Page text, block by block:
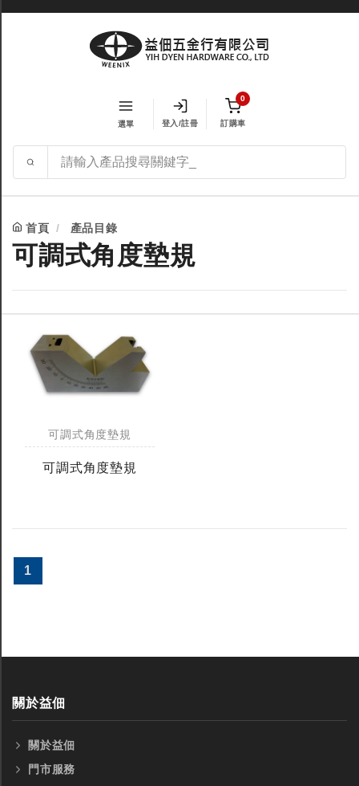
選單 登入/註冊
0
訂購車
首頁 產品目錄
可調式角度墊規
可調式角度墊規
可調式角度墊規
1
關於益佃
關於益佃
門市服務